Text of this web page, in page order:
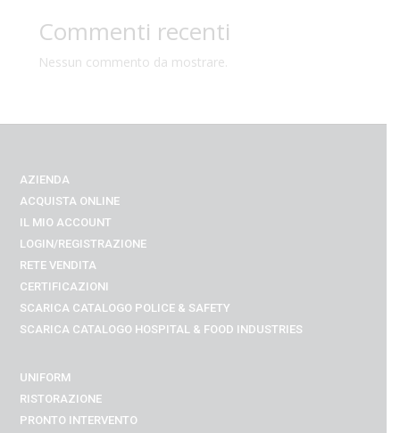
Commenti recenti
Nessun commento da mostrare.
AZIENDA
ACQUISTA ONLINE
IL MIO ACCOUNT
LOGIN/REGISTRAZIONE
RETE VENDITA
CERTIFICAZIONI
SCARICA CATALOGO POLICE & SAFETY
SCARICA CATALOGO HOSPITAL & FOOD INDUSTRIES
UNIFORM
RISTORAZIONE
PRONTO INTERVENTO